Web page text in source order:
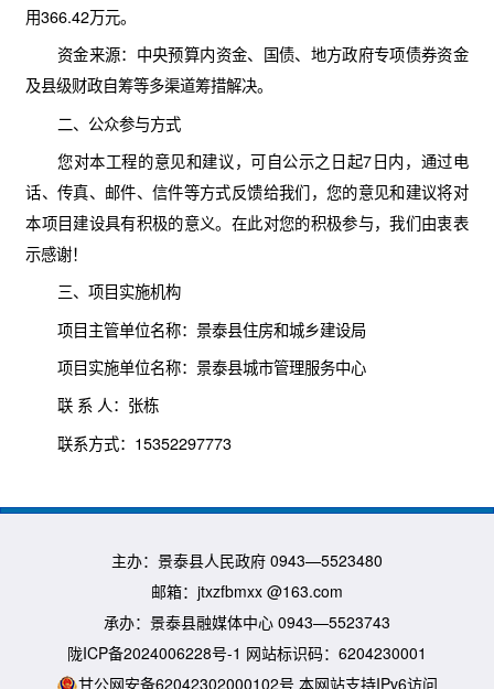
用366.42万元。
资金来源：中央预算内资金、国债、地方政府专项债券资金
及县级财政自筹等多渠道筹措解决。
二、公众参与方式
您对本工程的意见和建议，可自公示之日起7日内，通过电
话、传真、邮件、信件等方式反馈给我们，您的意见和建议将对
本项目建设具有积极的意义。在此对您的积极参与，我们由衷表
示感谢！
三、项目实施机构
项目主管单位名称：景泰县住房和城乡建设局
项目实施单位名称：景泰县城市管理服务中心
联 系 人：张栋
联系方式：15352297773
主办：景泰县人民政府 0943—5523480
邮箱：jtxzfbmxx @163.com
承办：景泰县融媒体中心 0943—5523743
陇ICP备2024006228号-1 网站标识码：6204230001
甘公网安备62042302000102号 本网站支持IPv6访问